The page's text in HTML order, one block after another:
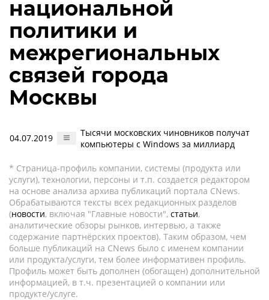
национальной
политики и
межрегиональных
связей города
Москвы
04.07.2019
Тысячи московских чиновников получат
компьютеры с Windows за миллиард
* Страница-профиль компании, системы (продукта или
услуги), технологии, персоны и т.п. создается редактором
на основе анализа архива публикаций портала CNews.
Обрабатываются тексты всех редакционных разделов
(новости, включая "Главные новости", статьи,
аналитические обзоры рынков, интервью, а также
содержание партнёрских проектов). Таким образом, чем
больше публикаций на CNews было с именем компании
или продукта/услуги, тем более информативен профиль.
Профиль может быть дополнен (обогащен) дополнительной
информацией, в т.ч. презентацией о компании или
продукте/услуге.